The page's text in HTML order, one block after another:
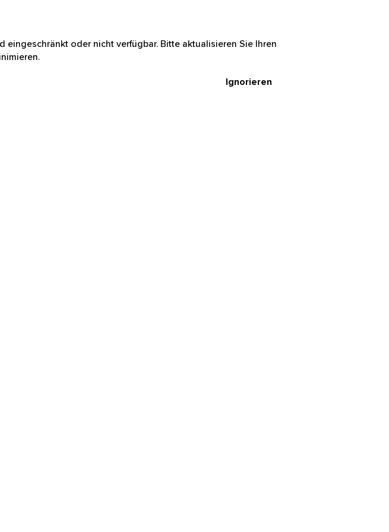
oder nicht verfügbar. Bitte aktualisieren Sie Ihren
Ignorieren